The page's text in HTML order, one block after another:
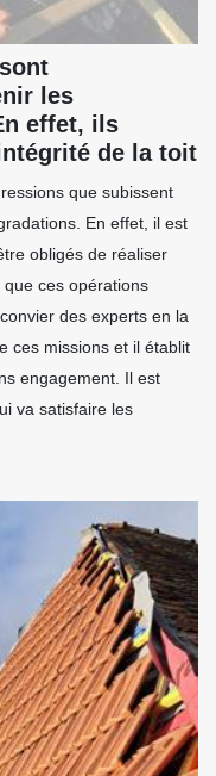
les
effet, ils
de la toit
que subissent
En effet, il est
obligés de réaliser
ces opérations
des experts en la
ces missions et il établit
engagement. Il est
va satisfaire les